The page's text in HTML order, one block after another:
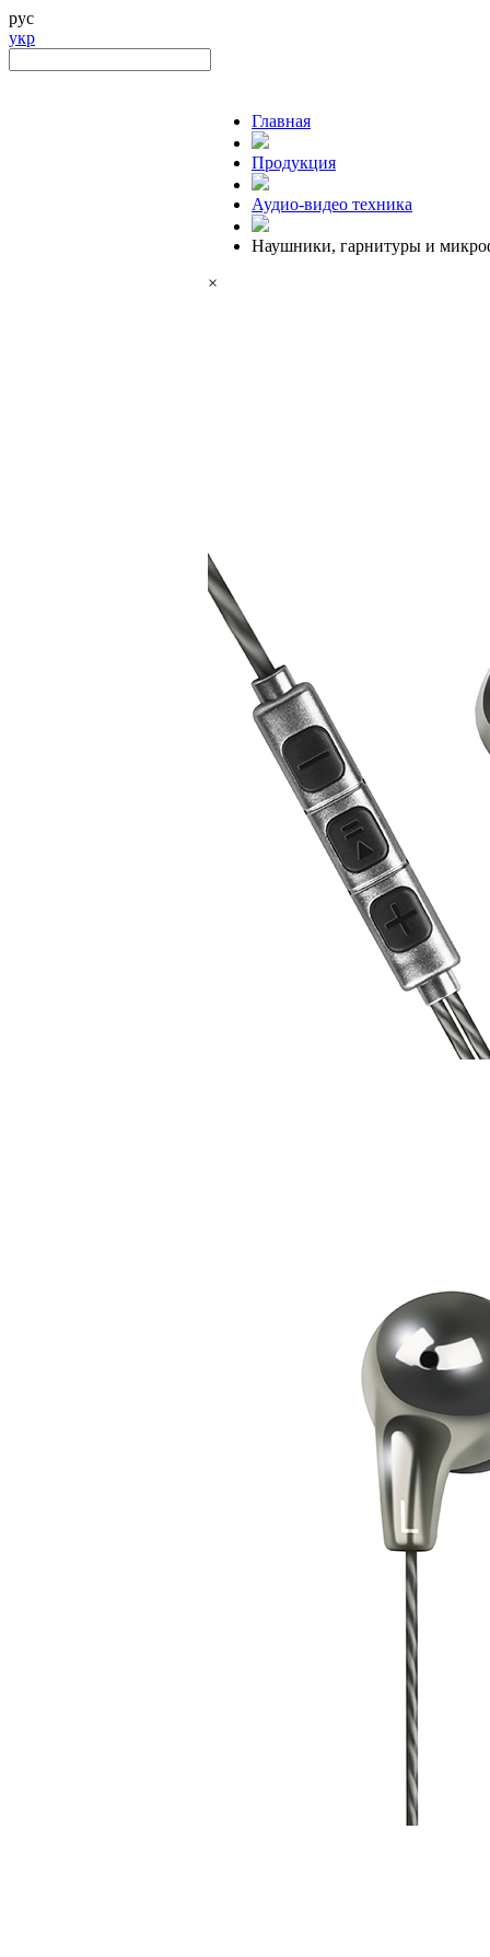
рус
укр
Главная
Продукция
Аудио-видео техника
Наушники, гарнитуры и
×